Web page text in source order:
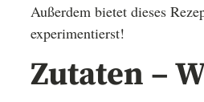
Außerdem bietet dieses
experimentierst!
Zutaten –